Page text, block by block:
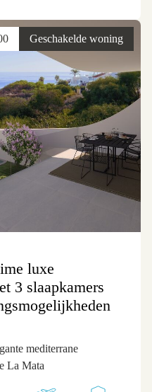
Geschakelde woning
luxe
3 slaapkamers
mediterrane
La Mata